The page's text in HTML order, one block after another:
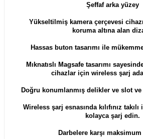
Şeffaf arka yüzey
Yükseltilmiş kamera çerçevesi
koruma altına alan
Hassas buton tasarımı ile
Mıknatıslı Magsafe tasarımı
cihazlar için wireless şarj
Doğru konumlanmış delikler ve slot
Wireless şarj esnasında kılıfınız
kolayca şarj edin.
Darbelere karşı